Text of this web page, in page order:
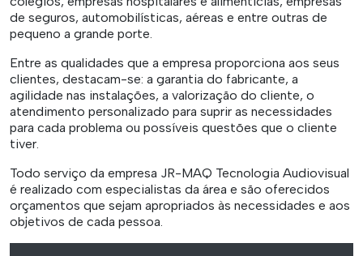
de seguros, automobilísticas, aéreas e entre outras de
pequeno a grande porte.
Entre as qualidades que a empresa proporciona aos seus
clientes, destacam-se: a garantia do fabricante, a
agilidade nas instalações, a valorização do cliente, o
atendimento personalizado para suprir as necessidades
para cada problema ou possíveis questões que o cliente
tiver.
Todo serviço da empresa JR-MAQ Tecnologia Audiovisual
é realizado com especialistas da área e são oferecidos
orçamentos que sejam apropriados às necessidades e aos
objetivos de cada pessoa.